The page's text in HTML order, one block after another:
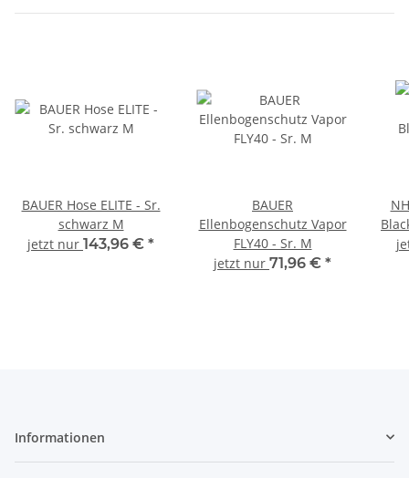
BAUER Hose ELITE - Sr.
schwarz M
jetzt nur 143,96 € *
BAUER
Ellenbogenschutz Vapor
FLY40 - Sr. M
jetzt nur 71,96 € *
Informationen